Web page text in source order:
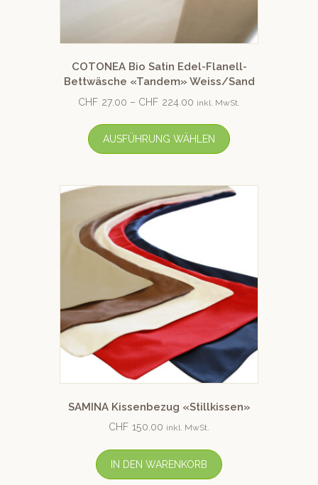
COTONEA Bio Satin Edel-Flanell-
Bettwäsche «Tandem» Weiss/Sand
CHF 27.00 – CHF 224.00 inkl. MwSt.
AUSFÜHRUNG WÄHLEN
SAMINA Kissenbezug «Stillkissen»
CHF 150.00 inkl. MwSt.
IN DEN WARENKORB